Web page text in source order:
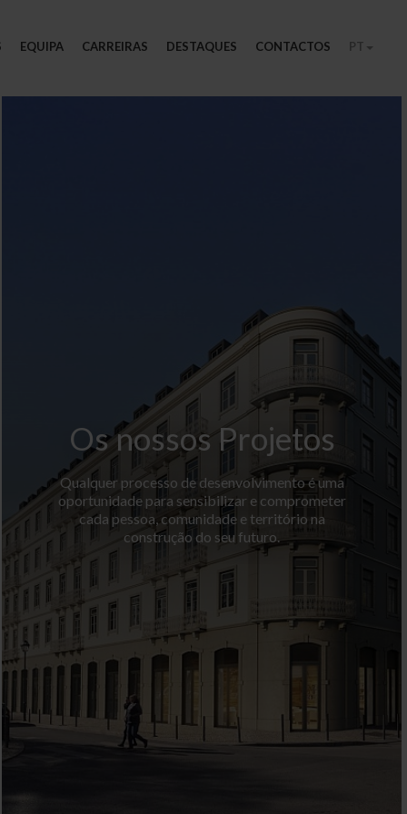
EQUIPA CARREIRAS DESTAQUES CONTACTOS PT
Os nossos Projetos
Qualquer processo de desenvolvimento é uma
oportunidade para sensibilizar e comprometer
cada pessoa, comunidade e território na
construção do seu futuro.